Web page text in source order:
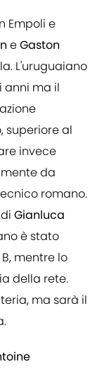
Empoli e
eGaston
L'uruguaiano
anni ma il
superiore al
invece
da
romano.
Gianluca
è stato
mentre lo
della rete.
ma sarà il